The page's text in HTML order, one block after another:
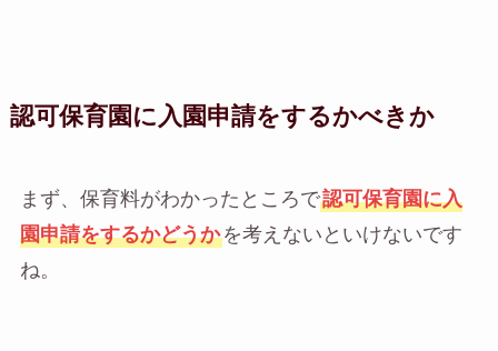
認可保育園に入園申請をするかべきか
まず、保育料がわかったところで認可保育園に入
園申請をするかどうかを考えないといけないです
ね。